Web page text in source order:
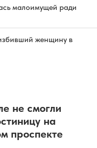
малоимущей ради
женщину в
не смогли
на
проспекте